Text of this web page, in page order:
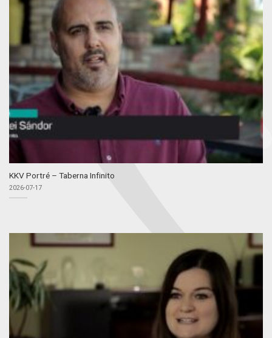
KKV Portré – Taberna Infinito
2026-07-17